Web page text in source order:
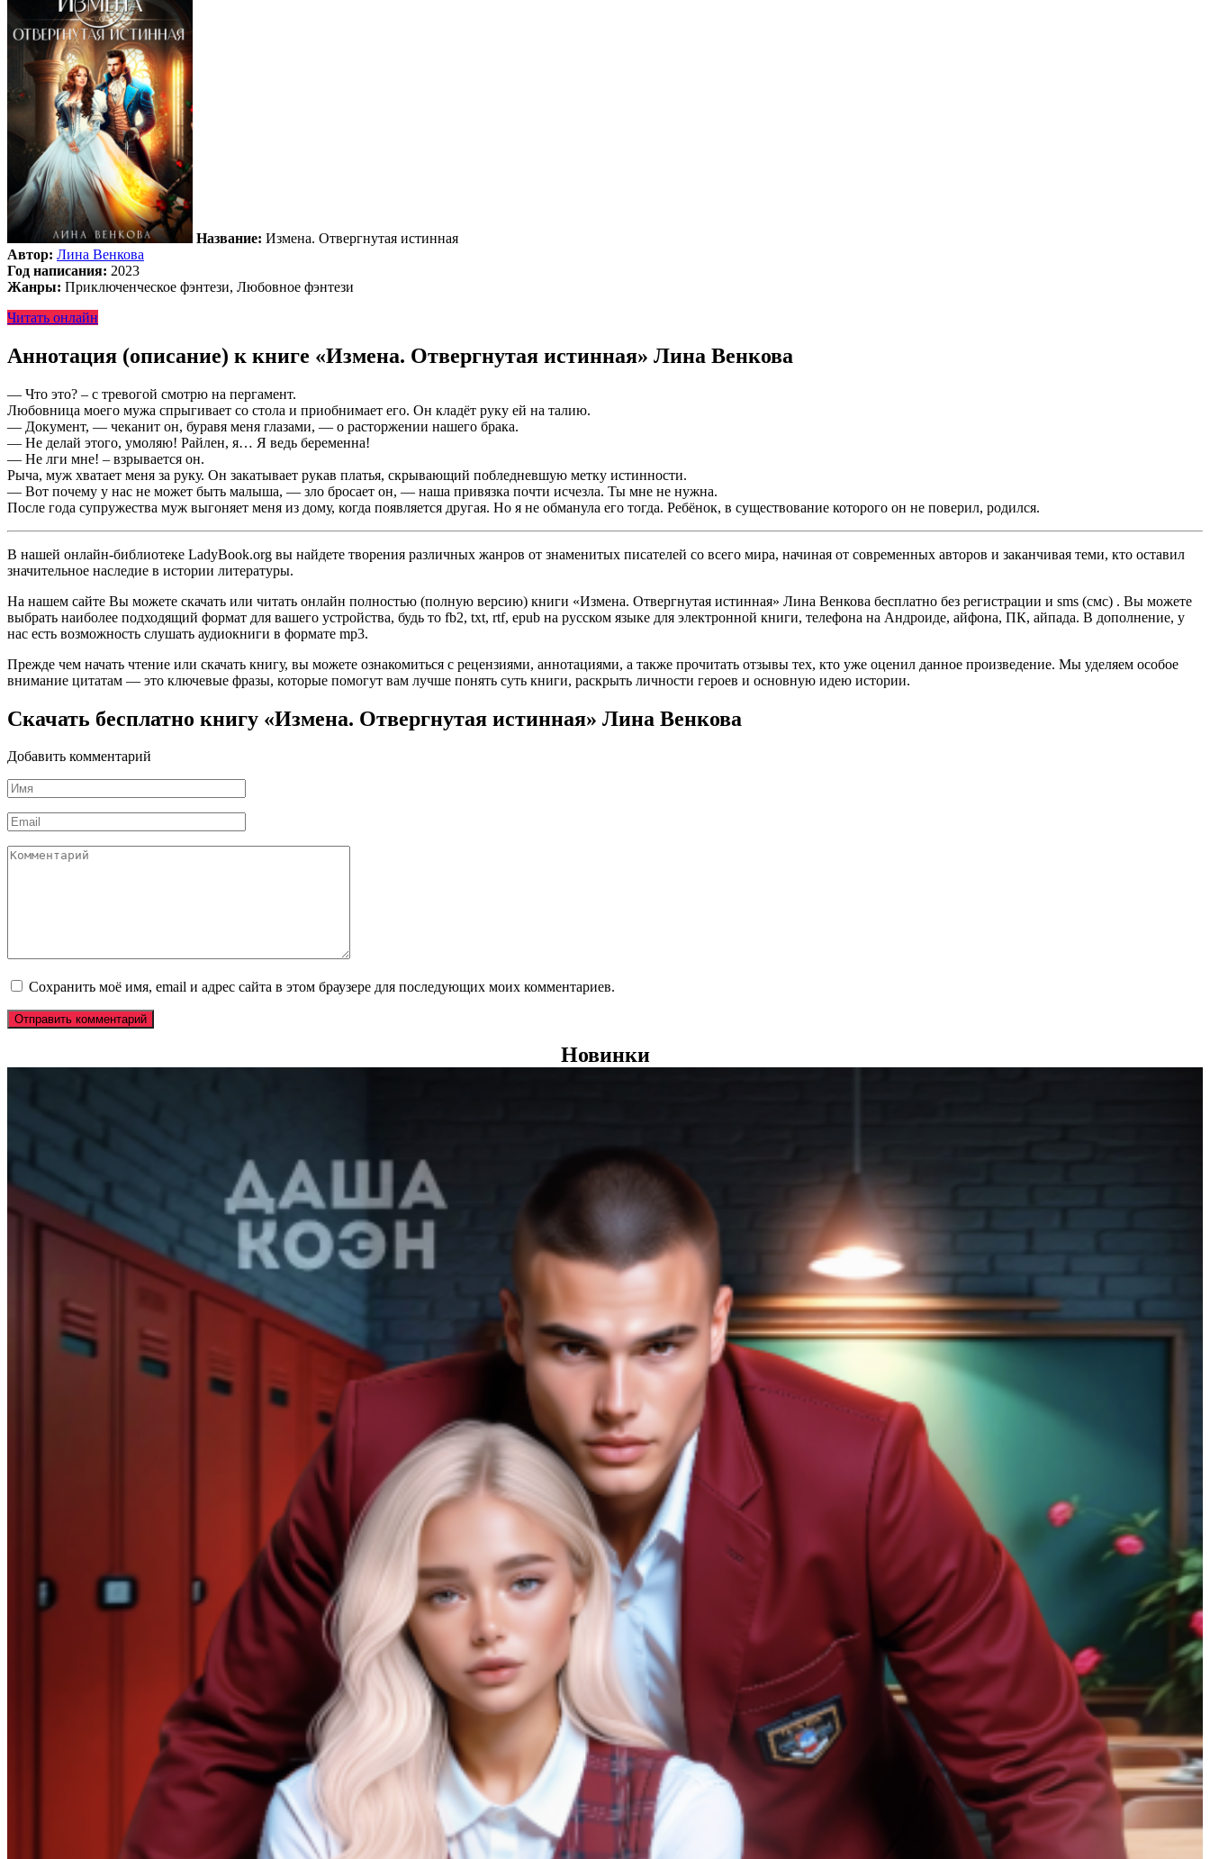
Название: Измена. Отвергнутая истинная
Автор: Лина Венкова
Год написания: 2023
Жанры: Приключенческое фэнтези, Любовное фэнтези
Читать онлайн
Аннотация (описание) к книге «Измена. Отвергнутая истинная» Лина Венкова
— Что это? – с тревогой смотрю на пергамент.
Любовница моего мужа спрыгивает со стола и приобнимает его. Он кладёт руку ей на талию.
— Документ, — чеканит он, буравя меня глазами, — о расторжении нашего брака.
— Не делай этого, умоляю! Райлен, я… Я ведь беременна!
— Не лги мне! – взрывается он.
Рыча, муж хватает меня за руку. Он закатывает рукав платья, скрывающий побледневшую метку истинности.
— Вот почему у нас не может быть малыша, — зло бросает он, — наша привязка почти исчезла. Ты мне не нужна.
После года супружества муж выгоняет меня из дому, когда появляется другая. Но я не обманула его тогда. Ребёнок, в существование которого он не поверил, родился.
В нашей онлайн-библиотеке LadyBook.org вы найдете творения различных жанров от знаменитых писателей со всего мира, начиная от современных авторов и заканчивая теми, кто оставил
значительное наследие в истории литературы.
На нашем сайте Вы можете скачать или читать онлайн полностью (полную версию) книги «Измена. Отвергнутая истинная» Лина Венкова бесплатно без регистрации и sms (смс) . Вы можете
выбрать наиболее подходящий формат для вашего устройства, будь то fb2, txt, rtf, epub на русском языке для электронной книги, телефона на Андроиде, айфона, ПК, айпада. В дополнение, у
нас есть возможность слушать аудиокниги в формате mp3.
Прежде чем начать чтение или скачать книгу, вы можете ознакомиться с рецензиями, аннотациями, а также прочитать отзывы тех, кто уже оценил данное произведение. Мы уделяем особое
внимание цитатам — это ключевые фразы, которые помогут вам лучше понять суть книги, раскрыть личности героев и основную идею истории.
Скачать бесплатно книгу «Измена. Отвергнутая истинная» Лина Венкова
Добавить комментарий
Имя
*
Email
*
Комментарий
Сохранить моё имя, email и адрес сайта в этом браузере для последующих моих комментариев.
Новинки